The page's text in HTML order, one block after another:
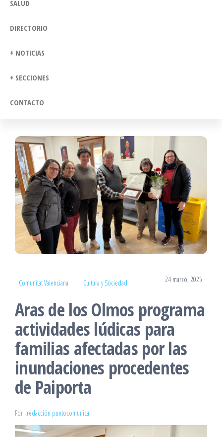
SALUD
DIRECTORIO
+ NOTICIAS
+ SECCIONES
CONTACTO
Comunitat Valenciana Cultura y Sociedad 24 marzo, 2025
Aras de los Olmos programa
actividades lúdicas para
familias afectadas por las
inundaciones procedentes
de Paiporta
Por redacción puntocomunica